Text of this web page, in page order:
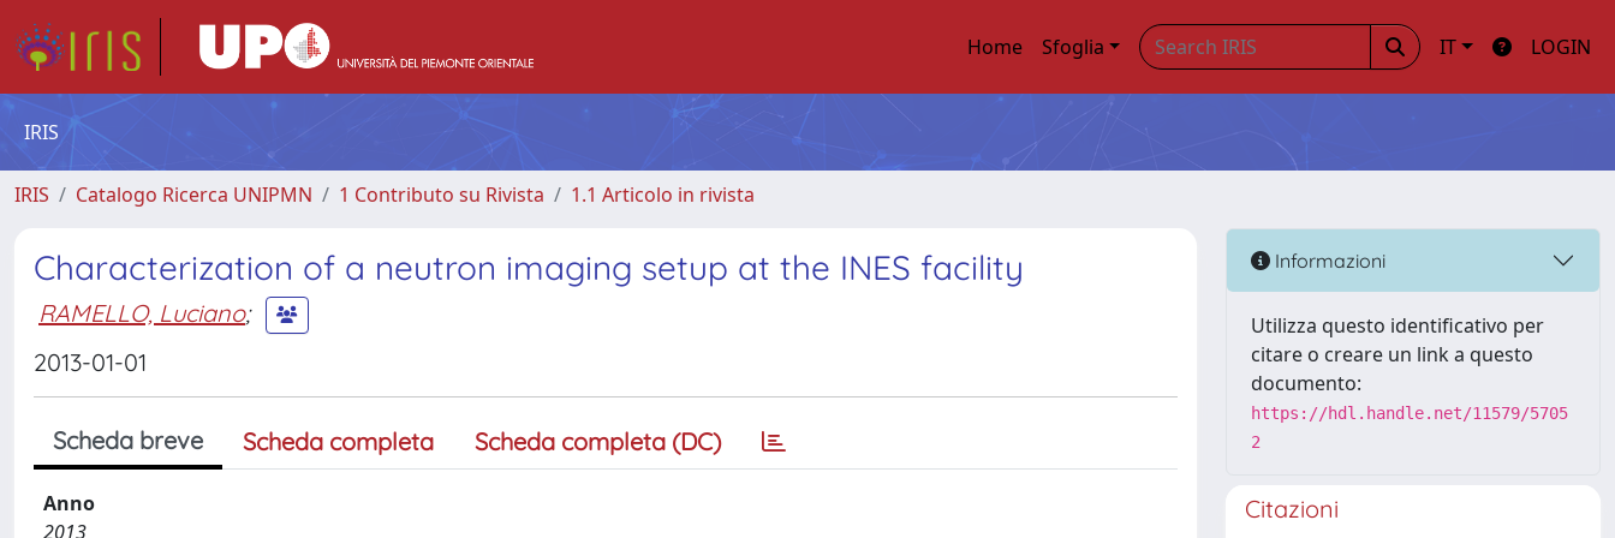
Home Sfoglia IT LOGIN
IRIS
IRIS Catalogo Ricerca UNIPMN 1 Contributo su Rivista 1.1 Articolo in rivista
Characterization of a neutron imaging setup at the INES facility
RAMELLO, Luciano;
2013-01-01
Scheda breve Scheda completa Scheda completa (DC)
Anno
2013
Informazioni
Utilizza questo identificativo per
citare o creare un link a questo
documento:
https://hdl.handle.net/11579/5705
2
Citazioni